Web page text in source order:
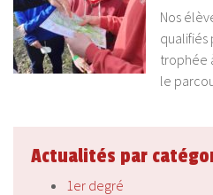
Nos
qualifiés
trophée
le
Actualités par
1er degré